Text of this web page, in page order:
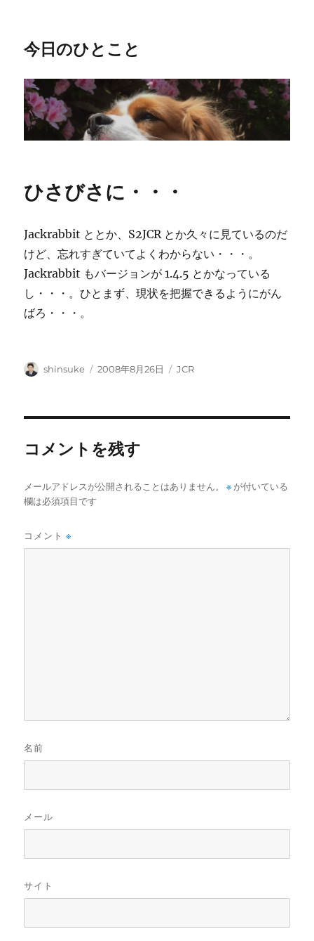
今日のひとこと
ひさびさに・・・
Jackrabbit ととか、S2JCR とか久々に見ているのだ
けど、忘れすぎていてよくわからない・・・。
Jackrabbit もバージョンが 1.4.5 とかなっている
し・・・。ひとまず、現状を把握できるようにがん
ばろ・・・。
投
shinsuke
投
2008年8月26日
カ
JCR
コメントを残す
メールアドレスが公開されることはありません。 ※が付いている
欄は必須項目です
コメント※
名前
メール
サイト